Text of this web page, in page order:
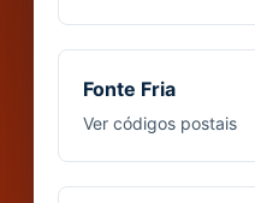
Fonte Fria
Ver códigos postais